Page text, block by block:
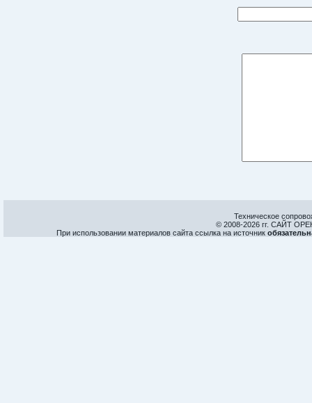
Техническое
© 2008-2026 гг. САЙТ
При использовании материалов сайта ссылка на источник